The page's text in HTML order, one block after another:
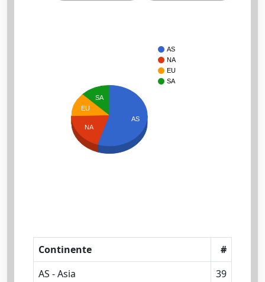
AS
NA
EU
SA
SA
EU
NA
AS
Continente
#
AS - Asia
39